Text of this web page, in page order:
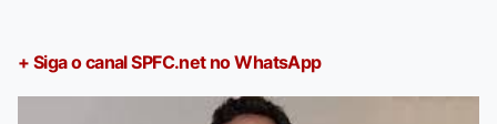
+ Siga o canal SPFC.net no WhatsApp